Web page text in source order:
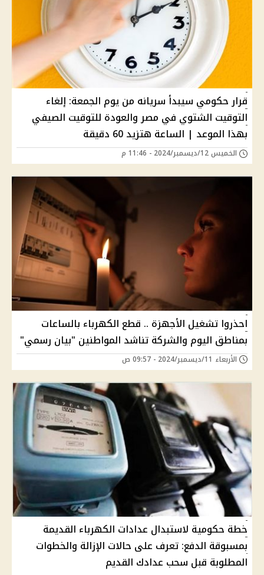
قرار حكومي سيبدأ سريانه من يوم الجمعة: إلغاء
التوقيت الشتوي في مصر والعودة للتوقيت الصيفي
بهذا الموعد | الساعة هتزيد 60 دقيقة
الخميس 12/ديسمبر/2024 - 11:46 م
احذروا تشغيل الأجهزة .. قطع الكهرباء بالساعات
بمناطق اليوم والشركة تناشد المواطنين "بيان رسمي"
الأربعاء 11/ديسمبر/2024 - 09:57 ص
خطة حكومية لاستبدال عدادات الكهرباء القديمة
بمسبوقة الدفع: تعرف على حالات الإزالة والخطوات
المطلوبة قبل سحب عدادك القديم